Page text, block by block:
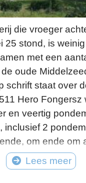
Het pad is
Het is te
het jaar
is de
1914 de
de
wordt
voorgoed
over water.
die vroeger
25 stond, is
met een
de oude
schrift staat over
Hero Fongersz
en veertig
inclusief 2
om ende om
Het weiland ligt
de Mieddyk en het
Lees meer